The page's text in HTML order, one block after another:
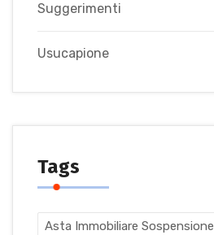
Suggerimenti
Usucapione
Tags
Asta Immobiliare Sospensione